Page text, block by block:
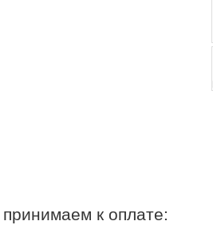
к оплате: